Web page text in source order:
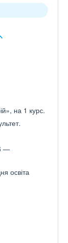
на 1 курс.
—
освіта